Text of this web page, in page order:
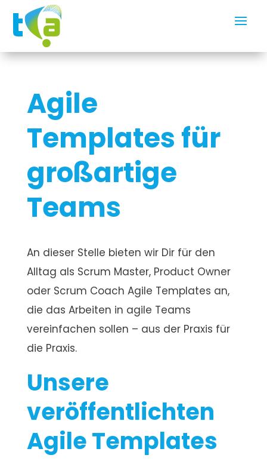
Agile
Templates für
großartige
Teams
An dieser Stelle bieten wir Dir für den
Alltag als Scrum Master, Product Owner
oder Scrum Coach Agile Templates an,
die das Arbeiten in agile Teams
vereinfachen sollen – aus der Praxis für
die Praxis.
Unsere
veröffentlichten
Agile Templates